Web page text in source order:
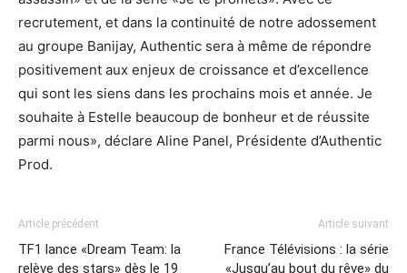
recrutement, et dans la continuité de notre adossement
au groupe Banijay, Authentic sera à même de répondre
positivement aux enjeux de croissance et d’excellence
qui sont les siens dans les prochains mois et année. Je
souhaite à Estelle beaucoup de bonheur et de réussite
parmi nous», déclare Aline Panel, Présidente d’Authentic
Prod.
Article précédent
TF1 lance «Dream Team: la
relève des stars» dès le 19
Article suivant
France Télévisions : la série
«Jusqu’au bout du rêve» du